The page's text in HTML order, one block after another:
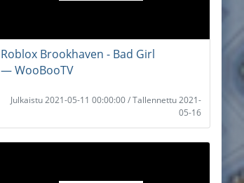
Roblox Brookhaven - Bad Girl
― WooBooTV
Julkaistu 2021-05-11 00:00:00 / Tallennettu 2021-
05-16